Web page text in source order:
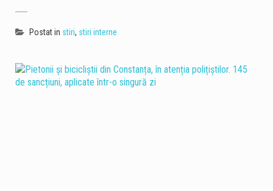
Postat in stiri, stiri interne